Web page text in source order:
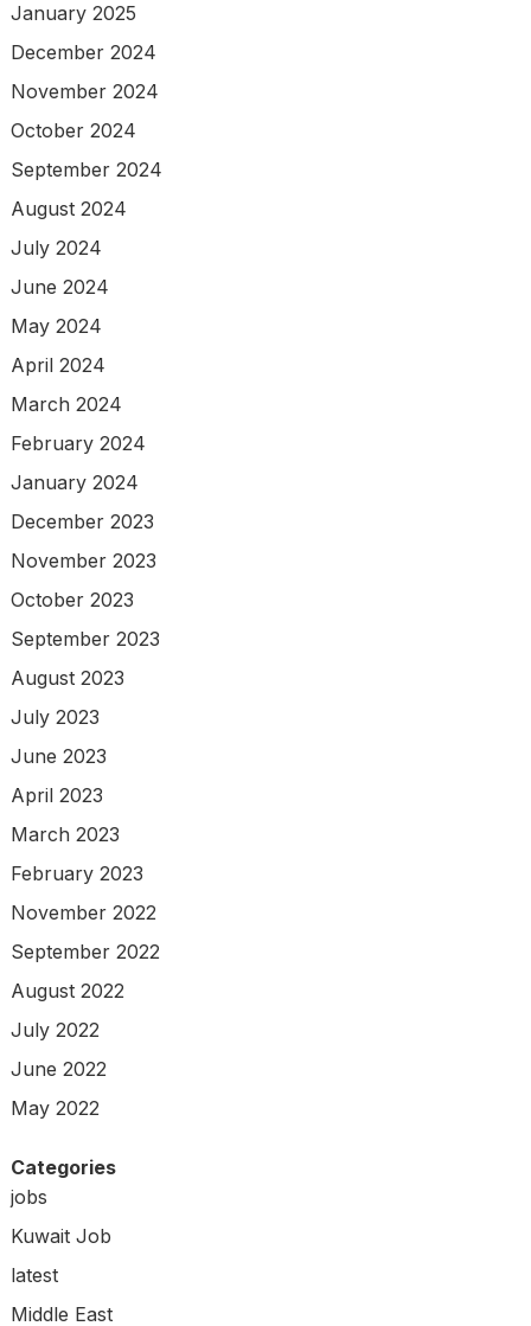
January 2025
December 2024
November 2024
October 2024
September 2024
August 2024
July 2024
June 2024
May 2024
April 2024
March 2024
February 2024
January 2024
December 2023
November 2023
October 2023
September 2023
August 2023
July 2023
June 2023
April 2023
March 2023
February 2023
November 2022
September 2022
August 2022
July 2022
June 2022
May 2022
Categories
jobs
Kuwait Job
latest
Middle East